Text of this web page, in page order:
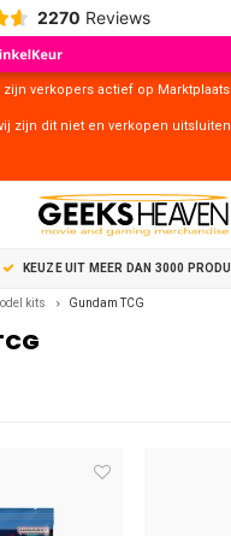
2270 Reviews
zijn verkopers actief op
zijn dit niet en verkopen
KEUZE UIT MEER DAN 3000
kits Gundam TCG